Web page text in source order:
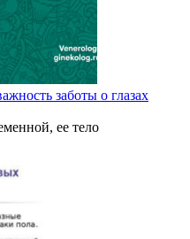
заботы о глазах
ее тело